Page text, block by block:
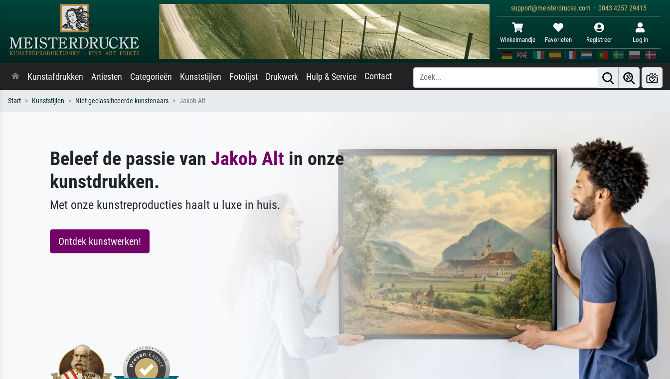
support@meisterdrucke.com · 0043 4257 29415
Winkelmandje Favorieten Registreer Log in
Kunstafdrukken Artiesten Categorieën Kunststijlen Fotolijst Drukwerk Hulp & Service Contact
Start Kunststijlen Niet geclassificeerde kunstenaars Jakob Alt
Beleef de passie van Jakob Alt in onze
kunstdrukken.
Met onze kunstreproducties haalt u luxe in huis.
Ontdek kunstwerken!